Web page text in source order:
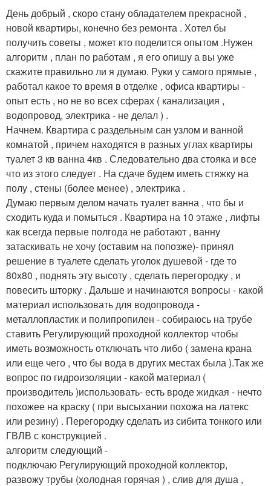
День добрый , скоро стану обладателем прекрасной ,
новой квартиры, конечно без ремонта . Хотел бы
получить советы , может кто поделится опытом .Нужен
алгоритм , план по работам , я его опишу а вы уже
скажите правильно ли я думаю. Руки у самого прямые ,
работал какое то время в отделке , офиса квартиры -
опыт есть , но не во всех сферах ( канализация ,
водопровод, электрика - не делал ) .
Начнем. Квартира с раздельным сан узлом и ванной
комнатой , причем находятся в разных углах квартиры
туалет 3 кв ванна 4кв . Следовательно два стояка и все
что из этого следует . На сдаче будем иметь стяжку на
полу , стены (более менее) , электрика .
Думаю первым делом начать туалет ванна , что бы и
сходить куда и помыться . Квартира на 10 этаже , лифты
как всегда первые полгода не работают , ванну
затаскивать не хочу (оставим на попозже)- принял
решение в туалете сделать уголок душевой - где то
80х80 , поднять эту высоту , сделать перегородку , и
повесить шторку . Дальше и начинаются вопросы - какой
материал использовать для водопровода -
металлопластик и полипропилен - собираюсь на трубе
ставить Регулирующий проходной коллектор чтобы
иметь возможность отключать что либо ( замена крана
или еще чего , что бы вода в других местах была ).Так же
вопрос по гидроизоляции - какой материал (
производитель )использовать- есть вроде жидкая - нечто
похожее на краску ( при высыхании похожа на латекс
или резину) . Перегородку сделать из сибита тонкого или
ГВЛВ с конструкцией .
алгоритм следующий -
подключаю Регулирующий проходной коллектор,
развожу трубы (холодная горячая ) , слив для душа ,